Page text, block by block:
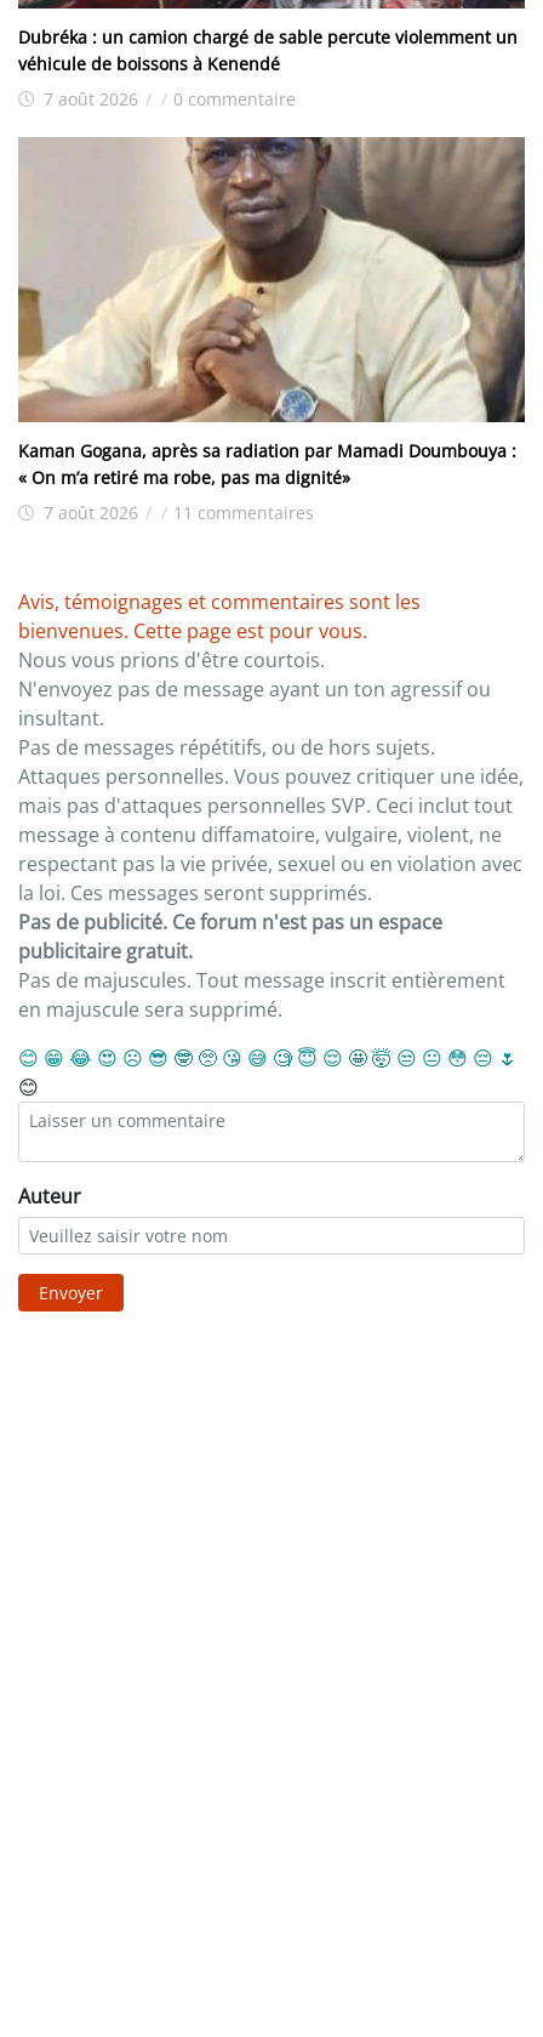
Dubréka : un camion chargé de sable percute violemment un
véhicule de boissons à Kenendé
7 août 2026 / / 0 commentaire
Kaman Gogana, après sa radiation par Mamadi Doumbouya :
« On m’a retiré ma robe, pas ma dignité»
7 août 2026 / / 11 commentaires
Avis, témoignages et commentaires sont les
bienvenues. Cette page est pour vous.
Nous vous prions d'être courtois.
N'envoyez pas de message ayant un ton agressif ou
insultant.
Pas de messages répétitifs, ou de hors sujets.
Attaques personnelles. Vous pouvez critiquer une idée,
mais pas d'attaques personnelles SVP. Ceci inclut tout
message à contenu diffamatoire, vulgaire, violent, ne
respectant pas la vie privée, sexuel ou en violation avec
la loi. Ces messages seront supprimés.
Pas de publicité. Ce forum n'est pas un espace
publicitaire gratuit.
Pas de majuscules. Tout message inscrit entièrement
en majuscule sera supprimé.
😊 😁 😂 😍 ☹️ 😎 🤓 🥺 😘 😅 🧐 😇 😌 🤩🤯 😒 😐 😳 😔 🌷
😊
Auteur
Envoyer